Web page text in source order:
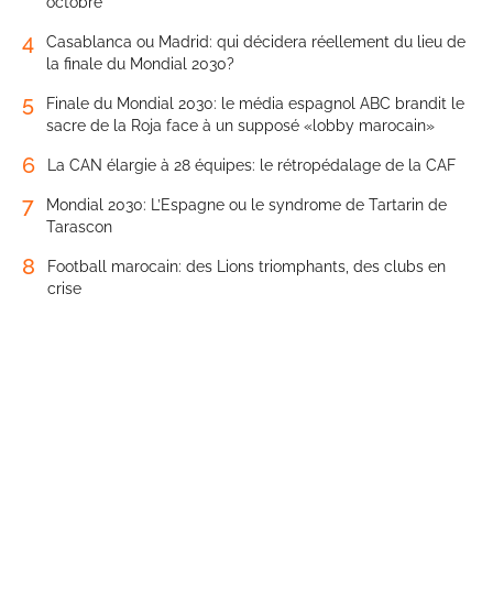
4
Casablanca ou Madrid: qui décidera réellement du lieu de
la finale du Mondial 2030?
5
Finale du Mondial 2030: le média espagnol ABC brandit le
sacre de la Roja face à un supposé «lobby marocain»
6 La CAN élargie à 28 équipes: le rétropédalage de la CAF
7
Mondial 2030: L’Espagne ou le syndrome de Tartarin de
Tarascon
8
Football marocain: des Lions triomphants, des clubs en
crise